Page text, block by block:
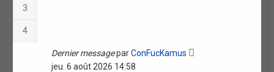
3
4
Dernier messageparConFucKamus
jeu. 6 août 2026 14:58